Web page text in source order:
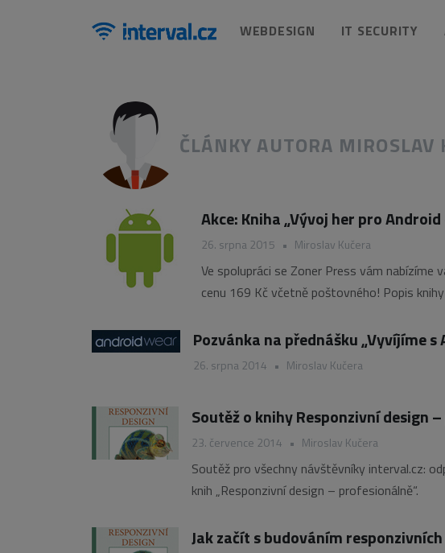
WEBDESIGN IT SECURITY
ČLÁNKY AUTORA MIROSLAV
Akce: Kniha „Vývoj her pro
26. srpna 2015 • Miroslav Kučera
Ve spolupráci se Zoner Press vám nabízíme
cenu 169 Kč včetně poštovného! Popis
Pozvánka na přednášku „Vyvíjíme
26. srpna 2014 • Miroslav Kučera
Soutěž o knihy Responzivní design
23. července 2014 • Miroslav Kučera
Soutěž pro všechny návštěvníky interval.cz:
knih „Responzivní design – profesionálně“.
Jak začít s budováním